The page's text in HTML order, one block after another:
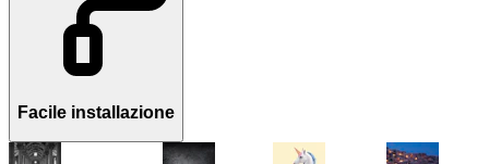
Facile installazione